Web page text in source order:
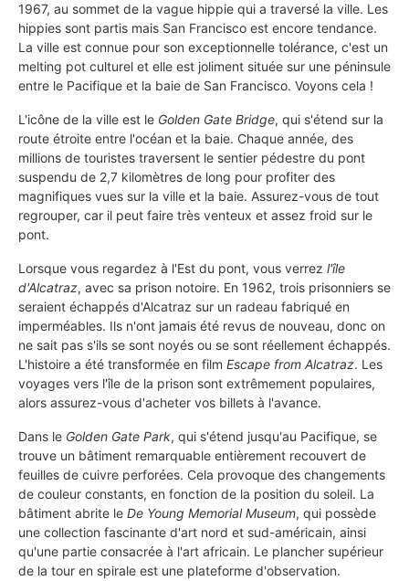
1967, au sommet de la vague hippie qui a traversé la ville. Les
hippies sont partis mais San Francisco est encore tendance.
La ville est connue pour son exceptionnelle tolérance, c'est un
melting pot culturel et elle est joliment située sur une péninsule
entre le Pacifique et la baie de San Francisco. Voyons cela !
L'icône de la ville est le Golden Gate Bridge, qui s'étend sur la
route étroite entre l'océan et la baie. Chaque année, des
millions de touristes traversent le sentier pédestre du pont
suspendu de 2,7 kilomètres de long pour profiter des
magnifiques vues sur la ville et la baie. Assurez-vous de tout
regrouper, car il peut faire très venteux et assez froid sur le
pont.
Lorsque vous regardez à l'Est du pont, vous verrez l'île
d'Alcatraz, avec sa prison notoire. En 1962, trois prisonniers se
seraient échappés d'Alcatraz sur un radeau fabriqué en
imperméables. Ils n'ont jamais été revus de nouveau, donc on
ne sait pas s'ils se sont noyés ou se sont réellement échappés.
L'histoire a été transformée en film Escape from Alcatraz. Les
voyages vers l'île de la prison sont extrêmement populaires,
alors assurez-vous d'acheter vos billets à l'avance.
Dans le Golden Gate Park, qui s'étend jusqu'au Pacifique, se
trouve un bâtiment remarquable entièrement recouvert de
feuilles de cuivre perforées. Cela provoque des changements
de couleur constants, en fonction de la position du soleil. La
bâtiment abrite le De Young Memorial Museum, qui possède
une collection fascinante d'art nord et sud-américain, ainsi
qu'une partie consacrée à l'art africain. Le plancher supérieur
de la tour en spirale est une plateforme d'observation.